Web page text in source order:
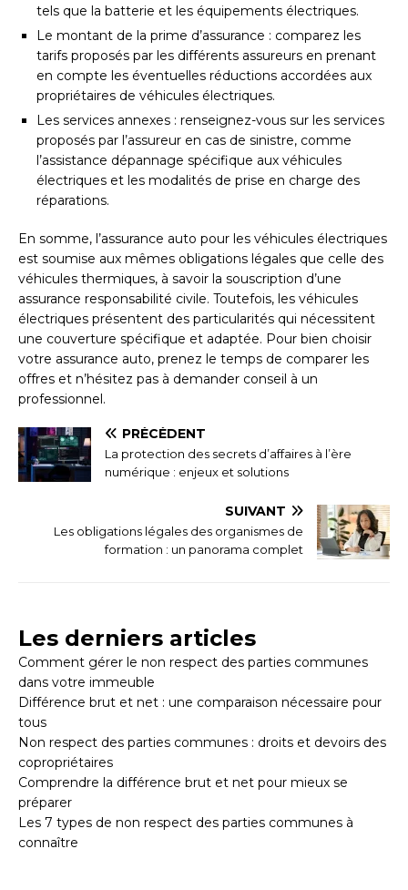
tels que la batterie et les équipements électriques.
Le montant de la prime d’assurance : comparez les
tarifs proposés par les différents assureurs en prenant
en compte les éventuelles réductions accordées aux
propriétaires de véhicules électriques.
Les services annexes : renseignez-vous sur les services
proposés par l’assureur en cas de sinistre, comme
l’assistance dépannage spécifique aux véhicules
électriques et les modalités de prise en charge des
réparations.
En somme, l’assurance auto pour les véhicules électriques
est soumise aux mêmes obligations légales que celle des
véhicules thermiques, à savoir la souscription d’une
assurance responsabilité civile. Toutefois, les véhicules
électriques présentent des particularités qui nécessitent
une couverture spécifique et adaptée. Pour bien choisir
votre assurance auto, prenez le temps de comparer les
offres et n’hésitez pas à demander conseil à un
professionnel.
PRÉCÉDENT
La protection des secrets d’affaires à l’ère
numérique : enjeux et solutions
SUIVANT
Les obligations légales des organismes de
formation : un panorama complet
Les derniers articles
Comment gérer le non respect des parties communes
dans votre immeuble
Différence brut et net : une comparaison nécessaire pour
tous
Non respect des parties communes : droits et devoirs des
copropriétaires
Comprendre la différence brut et net pour mieux se
préparer
Les 7 types de non respect des parties communes à
connaître